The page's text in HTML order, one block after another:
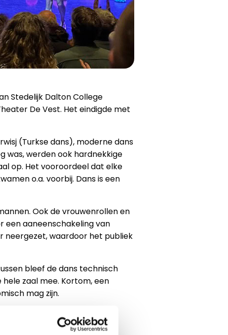
Stedelijk Dalton College
De Vest. Het eindigde met
(Turkse dans), moderne dans
was, werden ook hardnekkige
op. Het vooroordeel dat elke
o.a. voorbij. Dans is een
Ook de vrouwenrollen en
een aaneenschakeling van
neergezet, waardoor het publiek
bleef de dans technisch
zaal mee. Kortom, een
mag zijn.